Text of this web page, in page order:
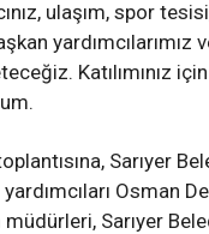
ulaşım, spor
Katılımınız
Sarıyer
Osman
Sarıyer